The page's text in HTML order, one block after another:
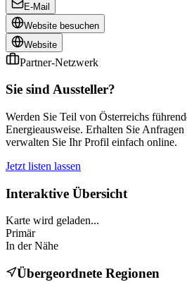
E-Mail
Website besuchen
Website
Partner-Netzwerk
Sie sind Aussteller?
Werden Sie Teil von Österreichs
Energieausweise. Erhalten Sie
verwalten Sie Ihr Profil einfach online.
Jetzt listen lassen
Interaktive Übersicht
Karte wird geladen...
Primär
In der Nähe
Übergeordnete Regionen